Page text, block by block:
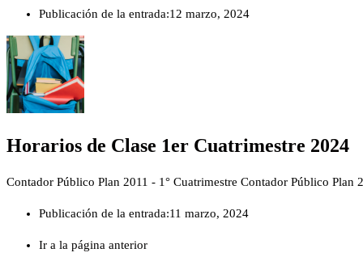
Publicación de la entrada:12 marzo, 2024
Horarios de Clase 1er Cuatrimestre 2024
Contador Público Plan 2011 - 1° Cuatrimestre Contador Público
Publicación de la entrada:11 marzo, 2024
Ir a la página anterior